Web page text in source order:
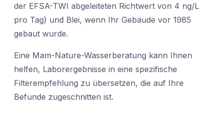
der EFSA-TWI abgeleiteten Richtwert von 4 ng/L
pro Tag) und Blei, wenn Ihr Gebäude vor 1985
gebaut wurde.
Eine Mam-Nature-Wasserberatung kann Ihnen
helfen, Laborergebnisse in eine spezifische
Filterempfehlung zu übersetzen, die auf Ihre
Befunde zugeschnitten ist.